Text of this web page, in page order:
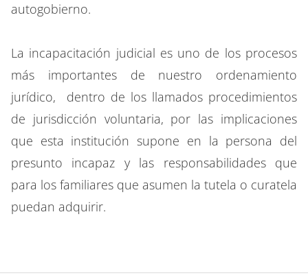
autogobierno.
La incapacitación judicial es uno de los procesos
más importantes de nuestro ordenamiento
jurídico, dentro de los llamados procedimientos
de jurisdicción voluntaria, por las implicaciones
que esta institución supone en la persona del
presunto incapaz y las responsabilidades que
para los familiares que asumen la tutela o curatela
puedan adquirir.